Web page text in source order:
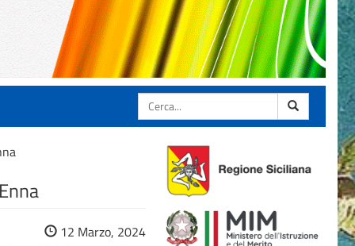
Cerca
12 Marzo, 2024